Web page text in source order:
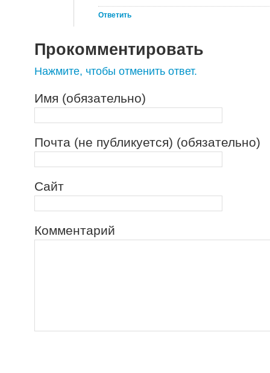
Ответить
Прокомментировать
Нажмите, чтобы отменить ответ.
Имя (обязательно)
Почта (не публикуется) (обязательно)
Сайт
Комментарий